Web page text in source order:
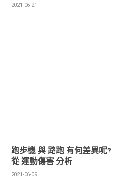
2021-06-21
跑步機 與 路跑 有何差異呢?
從 運動傷害 分析
2021-06-09